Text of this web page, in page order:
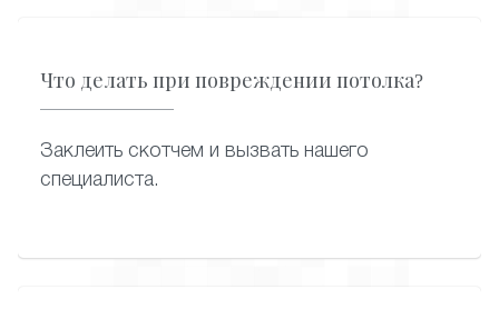
Что делать при повреждении потолка?
Заклеить скотчем и вызвать нашего
специалиста.